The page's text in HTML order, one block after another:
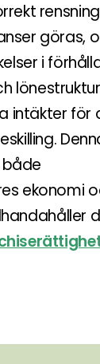
göras,
i
intäkter
ekonomi